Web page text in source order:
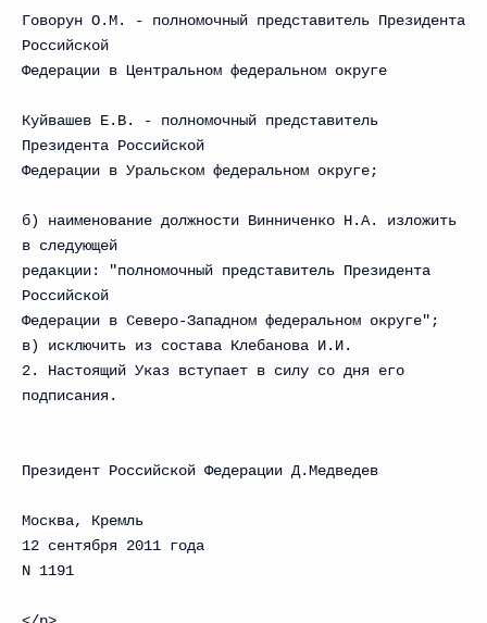
Говорун О.М. - полномочный представитель Президента
Российской
Федерации в Центральном федеральном округе
Куйвашев Е.В. - полномочный представитель
Президента Российской
Федерации в Уральском федеральном округе;
б) наименование должности Винниченко Н.А. изложить
в следующей
редакции: "полномочный представитель Президента
Российской
Федерации в Северо-Западном федеральном округе";
в) исключить из состава Клебанова И.И.
2. Настоящий Указ вступает в силу со дня его
подписания.
Президент Российской Федерации Д.Медведев
Москва, Кремль
12 сентября 2011 года
N 1191